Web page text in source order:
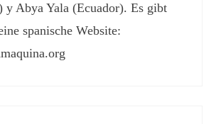
y Abya Yala (Ecuador). Es gibt
spanische Website: